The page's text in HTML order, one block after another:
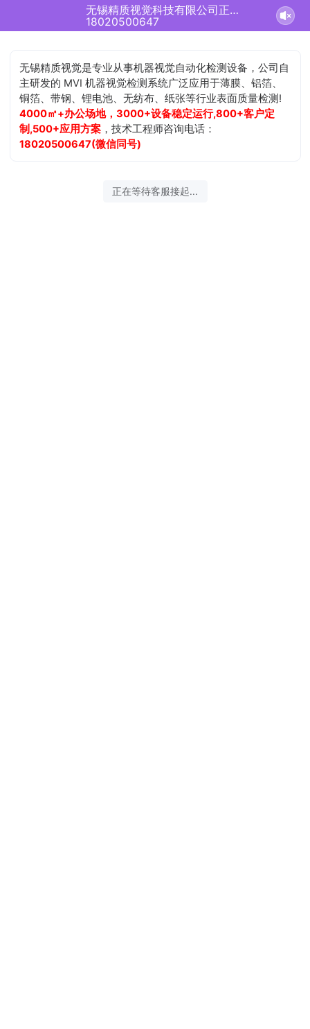
无锡精质视觉科技有限公司正在为您服务
18020500647
无锡精质视觉是专业从事机器视觉自动化检测设备，公司自
主研发的 MVI 机器视觉检测系统广泛应用于薄膜、铝箔、
铜箔、带钢、锂电池、无纺布、纸张等行业表面质量检测!
4000㎡+办公场地，3000+设备稳定运行,800+客户定
制,500+应用方案 ，技术工程师咨询电话：
18020500647(微信同号)
正在等待客服接起...